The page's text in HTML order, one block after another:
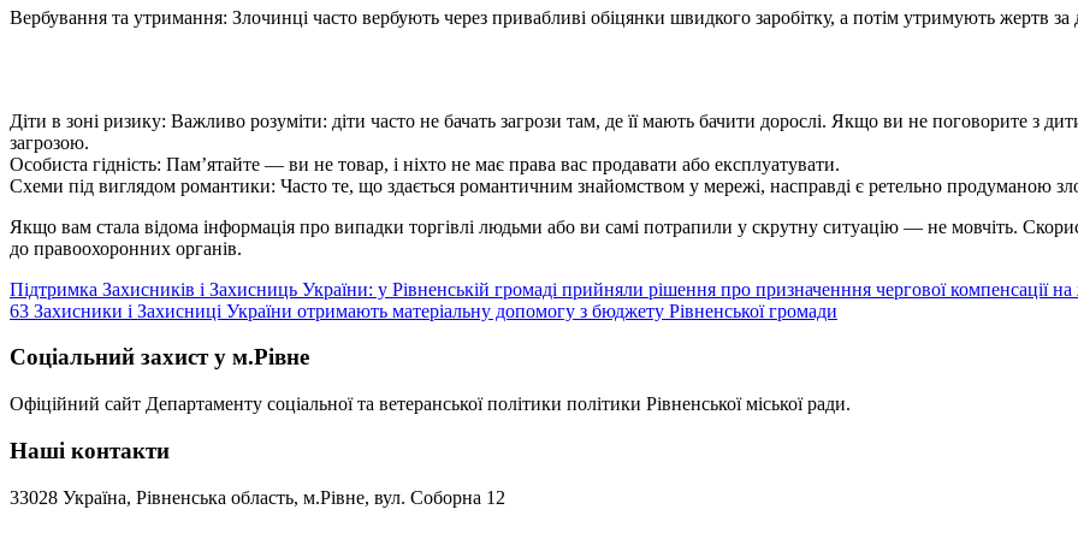
Вербування та утримання: Злочинці часто вербують через привабливі обіцянки швидкого заробітку, а потім утримують жертв
Діти в зоні ризику: Важливо розуміти: діти часто не бачать загрози там, де її мають бачити дорослі. Якщо ви не поговорите з
загрозою.
Особиста гідність: Пам’ятайте — ви не товар, і ніхто не має права вас продавати або експлуатувати.
Схеми під виглядом романтики: Часто те, що здається романтичним знайомством у мережі, насправді є ретельно продуманою
Якщо вам стала відома інформація про випадки торгівлі людьми або ви самі потрапили у скрутну ситуацію — не мовчіть.
до правоохоронних органів.
Навігація
записів
Підтримка Захисників і Захисниць України: у Рівненській громаді прийняли рішення про призначенння чергової компенсації
63 Захисники і Захисниці України отримають матеріальну допомогу з бюджету Рівненської громади
Соціальний захист у м.Рівне
Офіційний сайт Департаменту соціальної та ветеранської політики політики Рівненської міської ради.
Наші контакти
33028 Україна, Рівненська область, м.Рівне, вул. Соборна 12